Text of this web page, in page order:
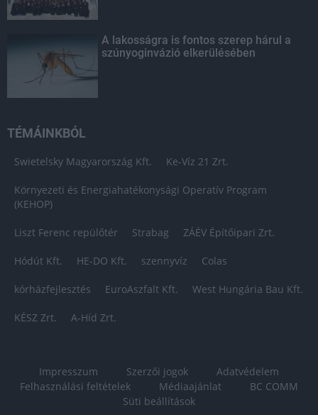
A lakosságra is fontos szerep hárul a
szúnyoginvázió elkerülésében
TÉMÁINKBÓL
Swietelsky Magyarország Kft. Ke-Víz 21 Zrt.
Környezeti és Energiahatékonysági Operatív Program
(KEHOP)
Liszt Ferenc repülőtér Strabag ZÁÉV Építőipari Zrt.
Hódút Kft. HE-DO Kft. szennyvíz Colas
kórházfejlesztés EuroAszfalt Kft. West Hungária Bau Kft.
KÉSZ Zrt. A-Híd Zrt.
Impresszum Szerzői jogok
Adatvédelem
Felhasználási feltételek
Médiaajánlat
BC COMM
Süti beállítások